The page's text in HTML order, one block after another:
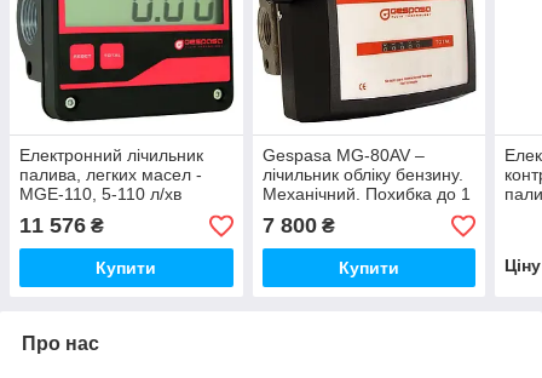
Електронний лічильник
палива, легких масел -
MGE-110, 5-110 л/хв
(Gespasa)
11 576 ₴
Купити
Gespasa MG-80AV –
лічильник обліку бензину.
Механічний. Похибка до 1
%.
7 800₴
Купити
Про нас